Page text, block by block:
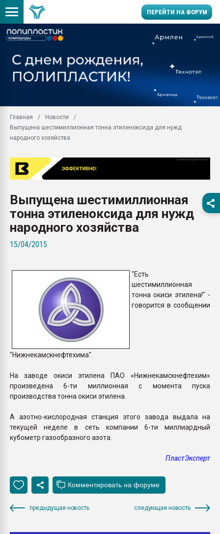
ПЕРЕЙТИ НА ФОРУМ
Вакуум-формовочные
28.07.2026
Всё, что касается
вакуумного
Продам отходы
поликарбоната и АБС-
Главная
Новости
Выпущена шестимиллионная тонна этиленоксида для нужд
народного хозяйства
Выпущена шестимиллионная
тонна этиленоксида для нужд
народного хозяйства
15/04/2015
"Есть
шестимиллионная
тонна окиси этилена!" -
говорится в сообщении
"Нижнекамскнефтехима".
На заводе окиси этилена ПАО «Нижнекамскнефтехим»
произведена 6-ти миллионная с момента пуска
производства тонна окиси этилена.
А азотно-кислородная станция этого завода выдала на
текущей неделе в сеть компании 6-ти миллиардный
кубометр газообразного азота.
ПластЭксперт
предыдущая новость следующая новость